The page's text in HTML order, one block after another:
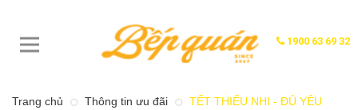
1900 63 69 32
Trang chủ Thông tin ưu đãi
TẾT THIẾU NHI - ĐỦ YÊU